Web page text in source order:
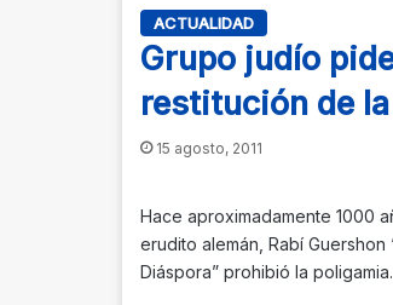
ACTUALIDAD
Grupo judío
restitución de
15 agosto, 2011
Hace aproximadamente 1000
erudito alemán, Rabí Guershon
Diáspora” prohibió la